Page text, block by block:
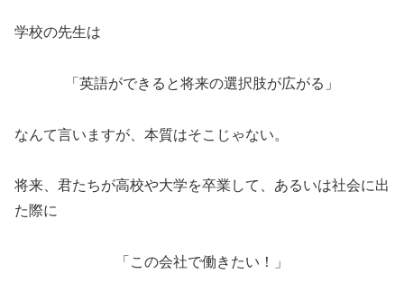
学校の先生は
「英語ができると将来の選択肢が広がる」
なんて言いますが、本質はそこじゃない。
将来、君たちが高校や大学を卒業して、あるいは社会に出
た際に
「この会社で働きたい！」